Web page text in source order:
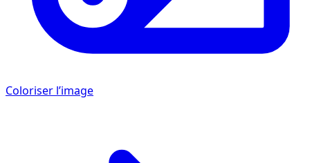
Coloriser l’image